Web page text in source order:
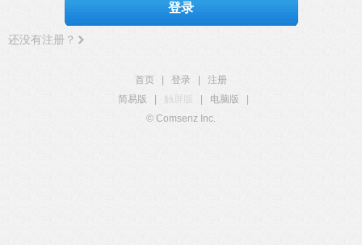
登录
还没有注册？
首页 登录
注册
简易版
触屏版 电脑版
© Comsenz Inc.